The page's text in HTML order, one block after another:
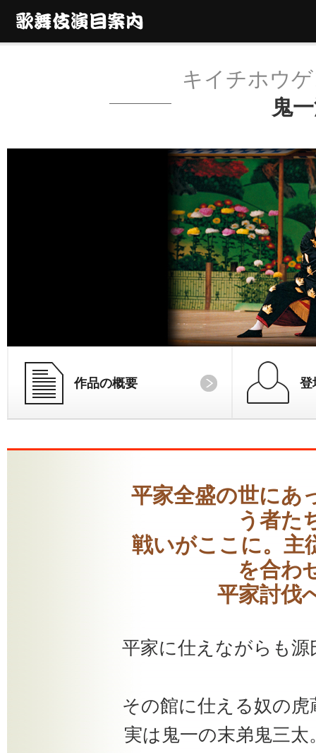
鬼
キイチホウ
作品の概要 登
平家全盛の世にあ
う者た
戦いがここに。主
を合わ
平家討伐
平家に仕えながらも
その館に仕える奴の
実は鬼一の末弟鬼三